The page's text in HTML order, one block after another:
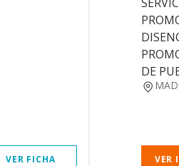
VER FICHA
DE
VER